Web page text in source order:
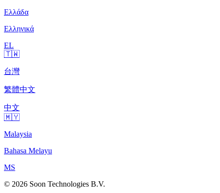
Ελλάδα
Ελληνικά
EL
🇹🇼
台灣
繁體中文
中文
🇲🇾
Malaysia
Bahasa Melayu
MS
© 2026 Soon Technologies B.V.